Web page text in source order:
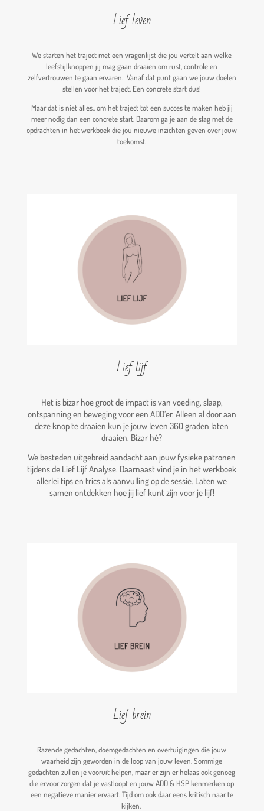
Lief leven
We starten het traject met een vragenlijst die jou vertelt aan welke
leefstijlknoppen jij mag gaan draaien om rust, controle en
zelfvertrouwen te gaan ervaren. Vanaf dat punt gaan we jouw doelen
stellen voor het traject. Een concrete start dus!
Maar dat is niet alles.. om het traject tot een succes te maken heb jij
meer nodig dan een concrete start. Daarom ga je aan de slag met de
opdrachten in het werkboek die jou nieuwe inzichten geven over jouw
toekomst.
Lief lijf
Het is bizar hoe groot de impact is van voeding, slaap,
ontspanning en beweging voor een ADD’er. Alleen al door aan
deze knop te draaien kun je jouw leven 360 graden laten
draaien. Bizar hè?
We besteden uitgebreid aandacht aan jouw fysieke patronen
tijdens de Lief Lijf Analyse. Daarnaast vind je in het werkboek
allerlei tips en trics als aanvulling op de sessie. Laten we
samen ontdekken hoe jij lief kunt zijn voor je lijf!
Lief brein
Razende gedachten, doemgedachten en overtuigingen die jouw
waarheid zijn geworden in de loop van jouw leven. Sommige
gedachten zullen je vooruit helpen, maar er zijn er helaas ook genoeg
die ervoor zorgen dat je vastloopt en jouw ADD & HSP kenmerken op
een negatieve manier ervaart. Tijd om ook daar eens kritisch naar te
kijken.